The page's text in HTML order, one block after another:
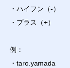
・ハイフン（-）
・プラス（+）
例：
・taro.yamada